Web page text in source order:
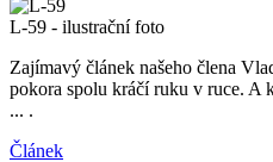
L-59 - ilustrační foto
Zajímavý článek našeho člena
pokora spolu kráčí ruku v ruce. A
... .
Článek